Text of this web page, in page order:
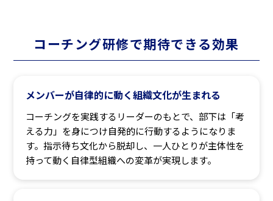
コーチング研修で期待できる効果
メンバーが自律的に動く組織文化が生まれる
コーチングを実践するリーダーのもとで、部下は「考
える力」を身につけ自発的に行動するようになりま
す。指示待ち文化から脱却し、一人ひとりが主体性を
持って動く自律型組織への変革が実現します。